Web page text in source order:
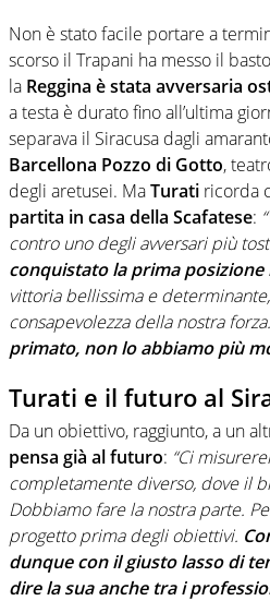
Non è stato facile portare a
scorso il Trapani ha messo il
la Reggina è stata avversaria
a testa è durato fino all’ultima
separava il Siracusa dagli
Barcellona Pozzo di Gotto,
degli aretusei. MaTurati ricorda
partita in casa della Scafatese:
contro uno degli avversari più
conquistato la prima posizione
vittoria bellissima e
consapevolezza della nostra forza.
primato, non lo abbiamo più
Turati e il futuro al
Da un obiettivo, raggiunto, a un
pensa già al futuro: “Ci
completamente diverso, dove il
Dobbiamo fare la nostra parte.
progetto prima degli obiettivi.
dunque con il giusto lasso di
dire la sua anche tra i